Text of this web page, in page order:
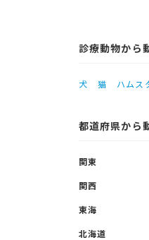
診療動物から
犬 猫 ハムス
都道府県から
関東
関西
東海
北海道